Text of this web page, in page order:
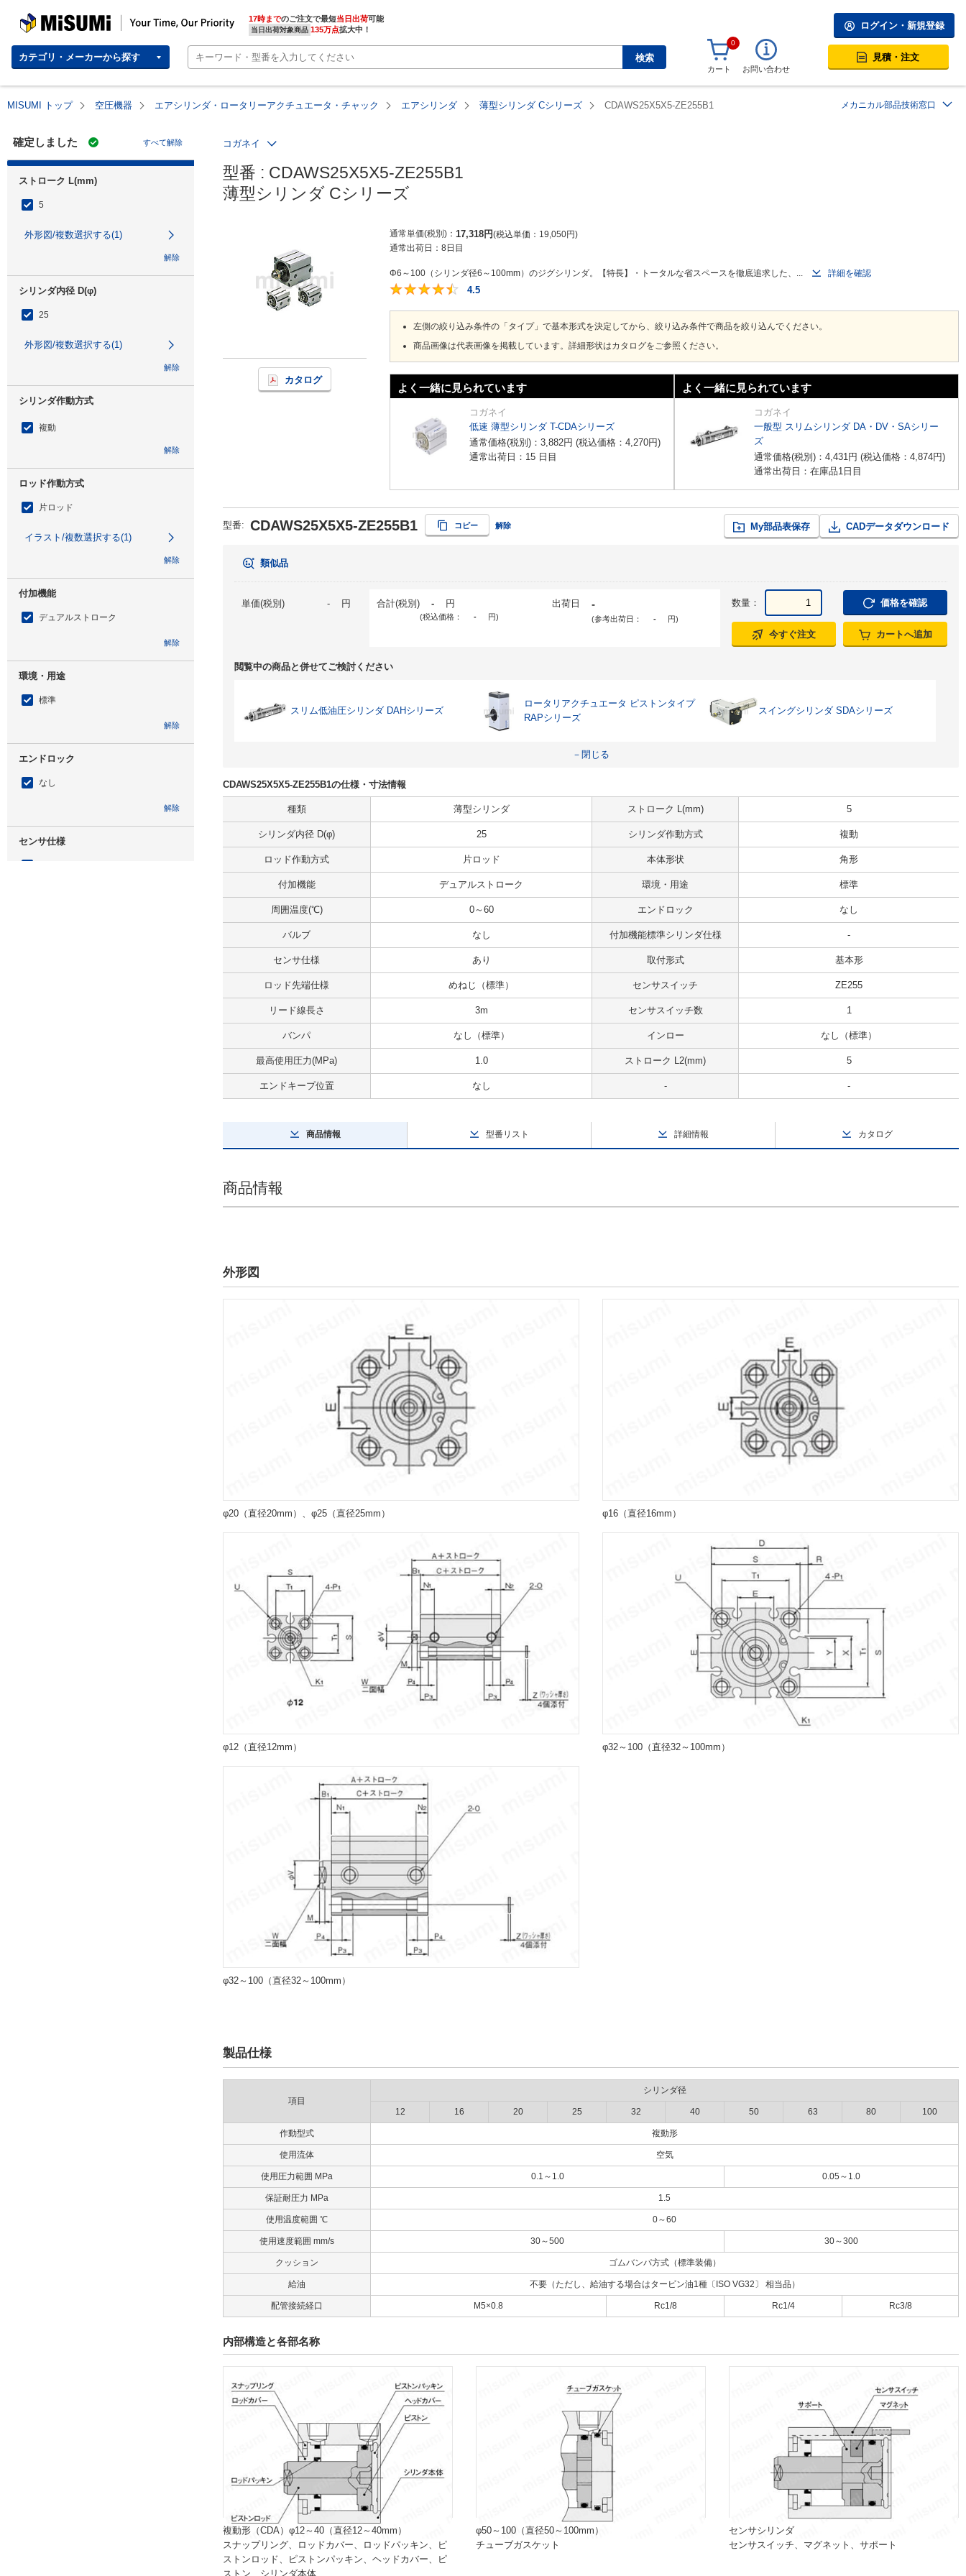
MISUMI | Your Time, Our Priority 17時までのご注文で最短当日出荷
当日出荷対象商品 135万点拡大中！
カテゴリ・メーカーから探す 検索
ログイン・新規登録
0
カート お問い合わせ
見積・注文
MISUMI トップ 空圧機器 エアシリンダ・ロータリーアクチュエータ・チャック エアシリンダ 薄型シリンダ Cシリーズ CDAWS25X5X5-ZE255B1 メカニカル部品技術窓口
確定しました すべて解除
ストローク L(mm)
5
外形図/複数選択する(1)
解除
シリンダ内径 D(φ)
25
外形図/複数選択する(1)
解除
シリンダ作動方式
複動
解除
ロッド作動方式
片ロッド
イラスト/複数選択する(1)
解除
付加機能
デュアルストローク
解除
環境・用途
標準
解除
エンドロック
なし
解除
センサ仕様
コガネイ
型番 : CDAWS25X5X5-ZE255B1
薄型シリンダ Cシリーズ
カタログ
通常単価(税別) 17,318円 税込単価 19,050円
通常出荷日： 8日目
Φ6～100（シリンダ径6～100mm）のジグシリンダ。【特長】・トータルな省スペースを徹底追求した、...
詳細を確認
4.5
左側の絞り込み条件の「タイプ」で基本形式を決定してから、絞り込み条件で商品を絞り込んでください。
商品画像は代表画像を掲載しています。詳細形状はカタログをご参照ください。
よく一緒に見られています
コガネイ
低速 薄型シリンダ T-CDAシリーズ
通常価格(税別)： 3,882円 (税込価格： 4,270円)
通常出荷日：15 日目
よく一緒に見られています
コガネイ
一般型 スリムシリンダ DA・DV・SAシリー
ズ
通常価格(税別)： 4,431円 (税込価格： 4,874円)
通常出荷日：在庫品1日目
型番: CDAWS25X5X5-ZE255B1 コピー 解除 My部品表保存 CADデータダウンロード
類似品
単価(税別) - 円 合計(税別) - 円
(税込価格： - 円)
出荷日 -
(参考出荷日： - 円)
数量： 価格を確認
今すぐ注文 カートへ追加
閲覧中の商品と併せてご検討ください
スリム低油圧シリンダ DAHシリーズ
ロータリアクチュエータ ピストンタイプ
RAPシリーズ
スイングシリンダ SDAシリーズ
－閉じる
CDAWS25X5X5-ZE255B1の仕様・寸法情報
種類 薄型シリンダ ストローク L(mm) 5
シリンダ内径 D(φ) 25 シリンダ作動方式 複動
ロッド作動方式 片ロッド 本体形状 角形
付加機能 デュアルストローク 環境・用途 標準
周囲温度(℃) 0～60 エンドロック なし
バルブ なし 付加機能標準シリンダ仕様 -
センサ仕様 あり 取付形式 基本形
ロッド先端仕様 めねじ（標準） センサスイッチ ZE255
リード線長さ 3m センサスイッチ数 1
バンパ なし（標準） インロー なし（標準）
最高使用圧力(MPa) 1.0 ストローク L2(mm) 5
エンドキープ位置 なし - -
商品情報 型番リスト 詳細情報 カタログ
商品情報
外形図
φ20（直径20mm）、φ25（直径25mm） φ16（直径16mm）
φ12（直径12mm） φ32～100（直径32～100mm）
φ32～100（直径32～100mm）
製品仕様
項目
シリンダ径
12 16 20 25 32 40 50 63 80 100
作動型式 複動形
使用流体 空気
使用圧力範囲 MPa 0.1～1.0 0.05～1.0
保証耐圧力 MPa 1.5
使用温度範囲 ℃ 0～60
使用速度範囲 mm/s 30～500 30～300
クッション ゴムバンパ方式（標準装備）
給油 不要（ただし、給油する場合はタービン油1種〔ISO VG32〕 相当品）
配管接続経口 M5×0.8 Rc1/8 Rc1/4 Rc3/8
内部構造と各部名称
複動形（CDA）φ12～40（直径12～40mm）
スナップリング、ロッドカバー、ロッドパッキン、ピ
ストンロッド、ピストンパッキン、ヘッドカバー、ピ
ストン、シリンダ本体
φ50～100（直径50～100mm）
チューブガスケット
センサシリンダ
センサスイッチ、マグネット、サポート